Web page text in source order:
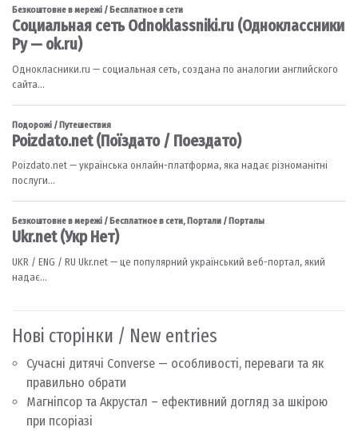
Нові сторінки / New entries
Сучасні дитячі Converse — особливості, переваги та як
правильно обрати
Магніпсор та Акрустал – ефективний догляд за шкірою
при псоріазі